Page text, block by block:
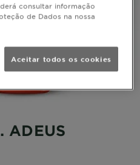
ADEUS
consultar informação
de Dados na nossa
Aceitar todos os cookies